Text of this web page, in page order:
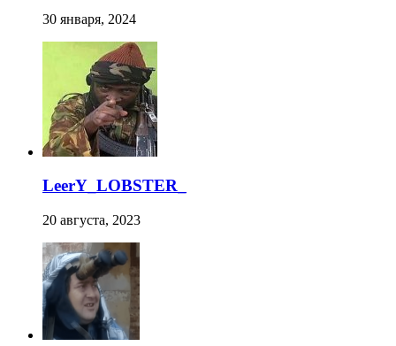
30 января, 2024
LeerY_LOBSTER_
20 августа, 2023